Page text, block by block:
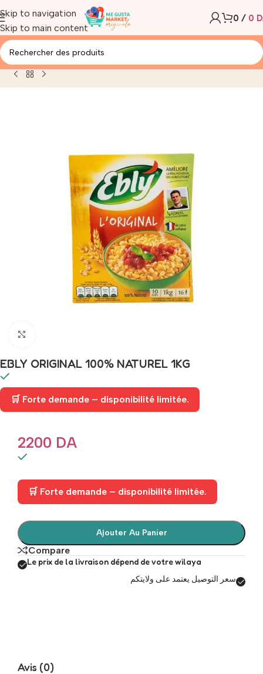
Skip to navigation
Skip to main content
0 / 0
Accueil/Produit/EBLY ORIGINAL 100% NATUREL 1KG
EBLY ORIGINAL 100% NATUREL 1KG
🛒 Forte demande – disponibilité limitée.
2200 DA
🛒 Forte demande – disponibilité limitée.
Ajouter Au Panier
Compare
Le prix de la livraison dépend de votre wilaya
سعر التوصيل يعتمد على ولايتكم
Avis (0)